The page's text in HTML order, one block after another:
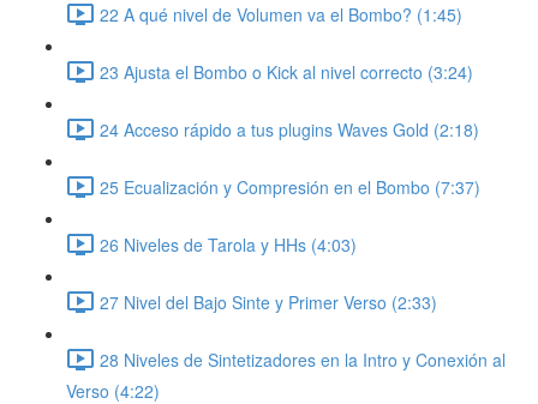
22 A qué nivel de Volumen va el Bombo? (1:45)
23 Ajusta el Bombo o Kick al nivel correcto (3:24)
24 Acceso rápido a tus plugins Waves Gold (2:18)
25 Ecualización y Compresión en el Bombo (7:37)
26 Niveles de Tarola y HHs (4:03)
27 Nivel del Bajo Sinte y Primer Verso (2:33)
28 Niveles de Sintetizadores en la Intro y Conexión al
Verso (4:22)